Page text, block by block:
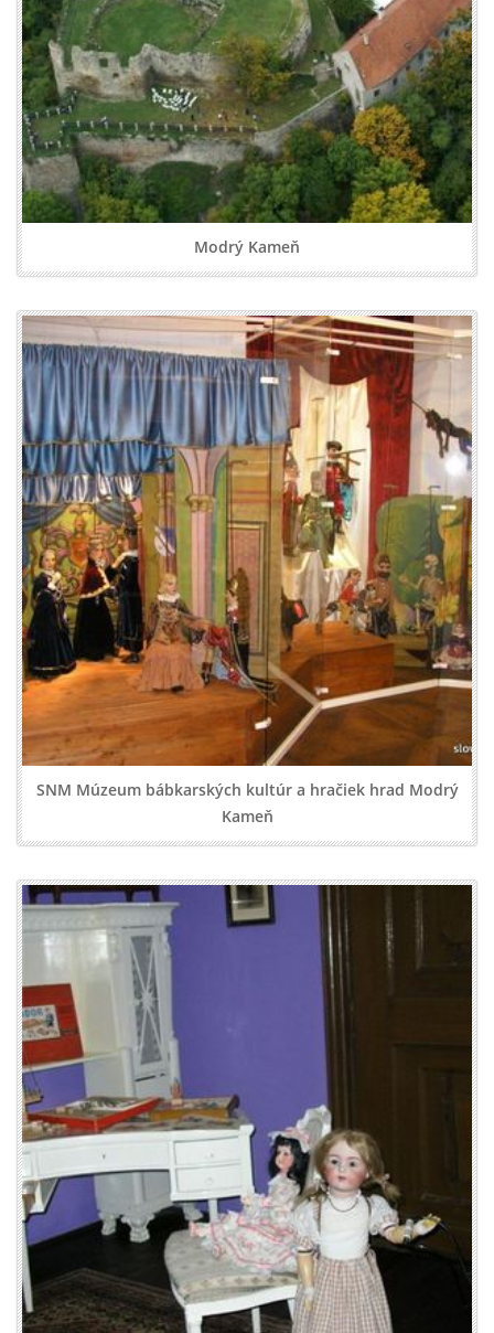
Modrý Kameň
SNM Múzeum bábkarských kultúr a hračiek hrad Modrý
Kameň